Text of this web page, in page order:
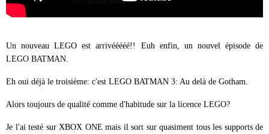
Un nouveau LEGO est arrivééééé!! Euh enfin, un nouvel épisode de
LEGO BATMAN.
Eh oui déjà le troisième: c'est LEGO BATMAN 3: Au delà de Gotham.
Alors toujours de qualité comme d'habitude sur la licence LEGO?
Je l'ai testé sur XBOX ONE mais il sort sur quasiment tous les supports de